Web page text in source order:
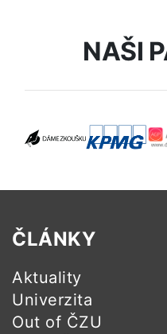
NAŠI
ČLÁNKY
Aktuality
Univerzita
Out of ČZU